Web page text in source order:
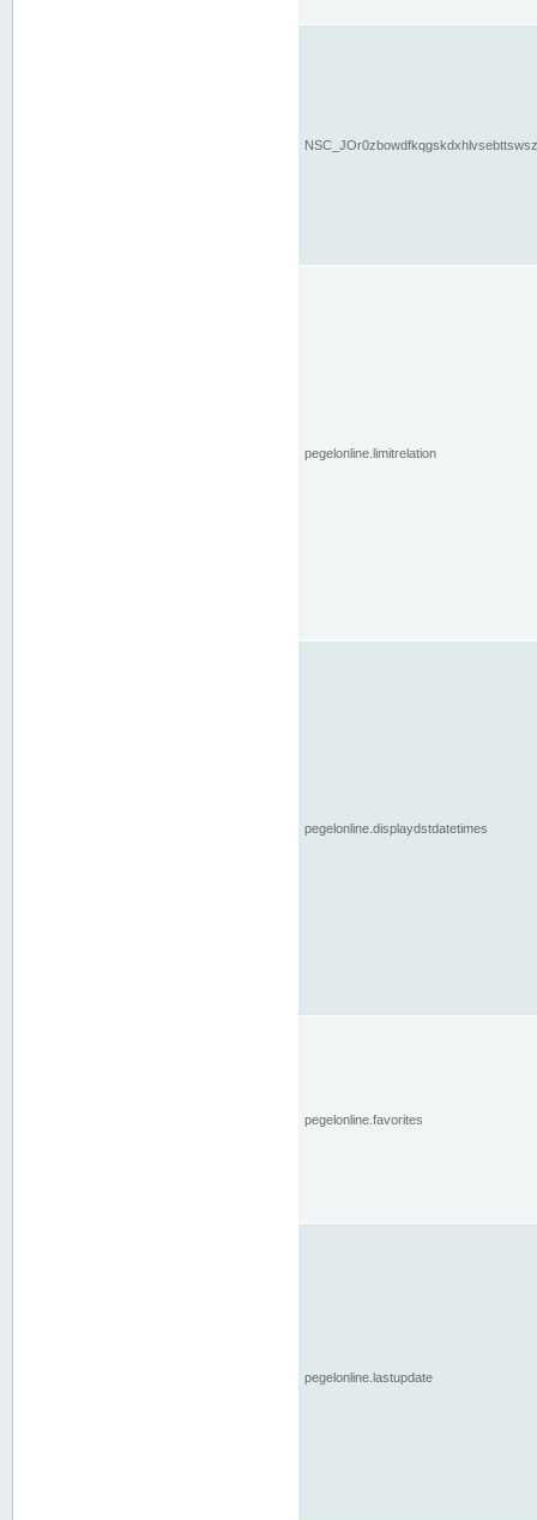
pegelonline.limitrelation
pegelonline.displaydstdatetimes
pegelonline.favorites
pegelonline.lastupdate